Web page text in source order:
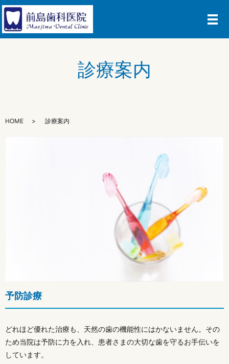
メ
診療案内
HOME 診療案内
予防診療
どれほど優れた治療も、天然の歯の機能性にはかないません。その
ため当院は予防に力を入れ、患者さまの大切な歯を守るお手伝いを
しています。